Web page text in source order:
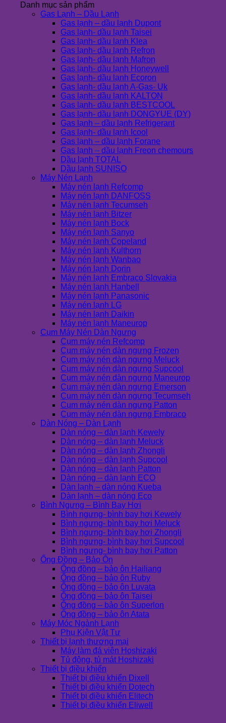
Danh mục sản phẩm
Gas Lạnh – Dầu Lạnh
Gas lạnh – dầu lạnh Dupont
Gas lạnh- dầu lạnh Taisei
Gas lạnh- dầu lạnh Klea
Gas lạnh- dầu lạnh Refron
Gas lạnh- dầu lạnh Mafron
Gas lạnh- dầu lạnh Honeywell
Gas lạnh- dầu lạnh Ecoron
Gas lạnh- dầu lạnh A-Gas- Uk
Gas lạnh- dầu lạnh KALTON
Gas lạnh- dầu lạnh BESTCOOL
Gas lạnh- dầu lạnh DONGYUE (DY)
Gas lạnh – dầu lạnh Refrigerant
Gas lạnh- dầu lạnh Icool
Gas lạnh – dầu lạnh Forane
Gas lạnh – dầu lạnh Freon chemours
Dầu lạnh TOTAL
Dầu lạnh SUNISO
Máy Nén Lạnh
Máy nén lạnh Refcomp
Máy nén lạnh DANFOSS
Máy nén lạnh Tecumseh
Máy nén lạnh Bitzer
Máy nén lạnh Bock
Máy nén lạnh Sanyo
Máy nén lạnh Copeland
Máy nén lạnh Kulthorn
Máy nén lạnh Wanbao
Máy nén lạnh Dorin
Máy nén lạnh Embraco Slovakia
Máy nén lạnh Hanbell
Máy nén lạnh Panasonic
Máy nén lạnh LG
Máy nén lạnh Daikin
Máy nén lạnh Maneurop
Cụm Máy Nén Dàn Ngưng
Cụm máy nén Refcomp
Cụm máy nén dàn ngưng Frozen
Cụm máy nén dàn ngưng Meluck
Cụm máy nén dàn ngưng Supcool
Cụm máy nén dàn ngưng Maneurop
Cụm máy nén dàn ngưng Emerson
Cụm máy nén dàn ngưng Tecumseh
Cụm máy nén dàn ngưng Patton
Cụm máy nén dàn ngưng Embraco
Dàn Nóng – Dàn Lạnh
Dàn nóng – dàn lạnh Kewely
Dàn nóng – dàn lạnh Meluck
Dàn nóng – dàn lạnh Zhongli
Dàn nóng – dàn lạnh Supcool
Dàn nóng – dàn lạnh Patton
Dàn nóng – dàn lạnh ECO
Dàn lạnh – dàn nóng Kueba
Dàn lạnh – dàn nóng Eco
Bình Ngưng – Bình Bay Hơi
Bình ngưng- bình bay hơi Kewely
Bình ngưng- bình bay hơi Meluck
Bình ngưng- bình bay hơi Zhongli
Bình ngưng- bình bay hơi Supcool
Bình ngưng- bình bay hơi Patton
Ống Đồng – Bảo Ôn
Ống đồng – bảo ôn Hailiang
Ống đồng – bảo ôn Ruby
Ống đồng – bảo ôn Luvata
Ống đồng – bảo ôn Taisei
Ống đồng – bảo ôn Superlon
Ống đồng – bảo ôn Atata
Máy Móc Ngành Lạnh
Phụ Kiện Vật Tư
Thiết bị lạnh thương mại
Máy làm đá viên Hoshizaki
Tủ đông, tủ mát Hoshizaki
Thiết bị điều khiển
Thiết bị điều khiển Dixell
Thiết bị điều khiển Dotech
Thiết bị điều khiển Elitech
Thiết bị điều khiển Eliwell